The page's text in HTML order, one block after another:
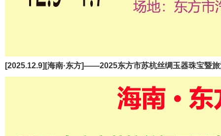
[2025.12.9][海南·东方]——2025东方市苏杭丝绸玉器珠宝暨